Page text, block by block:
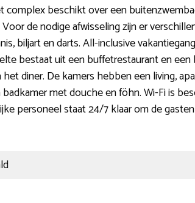
beschikt over een
de nodige afwisseling zijn er
biljart en darts. All-inclusive
bestaat uit een buffetrestaurant en een
diner. De kamers hebben een living,
met douche en föhn. Wi-Fi is
personeel staat 24/7 klaar om de